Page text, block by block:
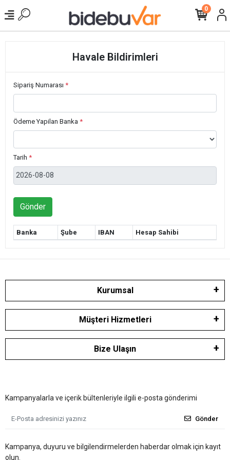
0
Havale Bildirimleri
Sipariş Numarası *
Ödeme Yapilan Banka *
Tarih *
Gönder
Banka Şube IBAN Hesap Sahibi
Kurumsal
Müşteri Hizmetleri
Bize Ulaşın
Kampanyalarla ve içerik bültenleriyle ilgili e-posta gönderimi
Gönder
Kampanya, duyuru ve bilgilendirmelerden haberdar olmak için kayıt
olun.